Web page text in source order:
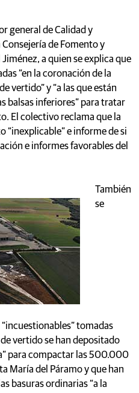
general de Calidad y
de Fomento y
a quien se explica que
“en la coronación de la
vertido” y “a las que están
balsas inferiores” para tratar
El colectivo reclama que la
“inexplicable” e informe de si
e informes favorables del
También
se
tomadas
vertido se han depositado
para compactar las 500.000
María del Páramo y que han
basuras ordinarias “a la